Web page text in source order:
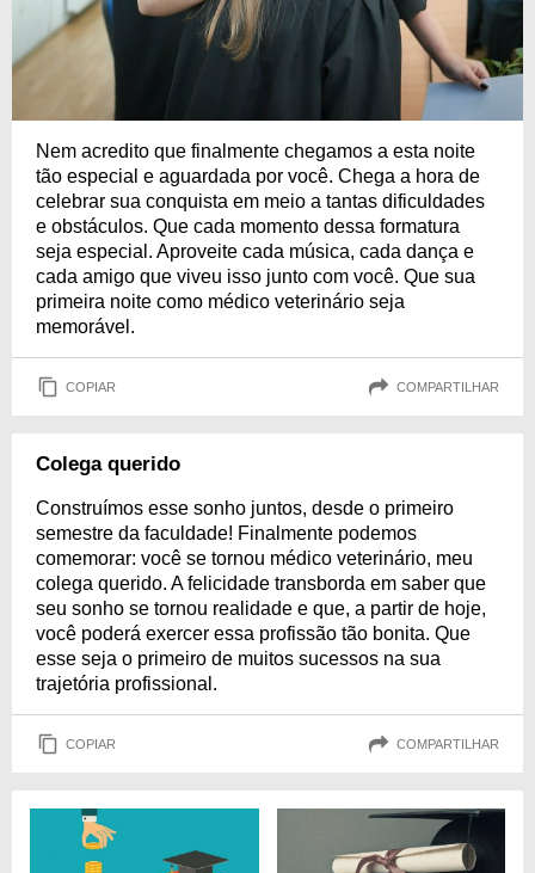
Nem acredito que finalmente chegamos a esta noite
tão especial e aguardada por você. Chega a hora de
celebrar sua conquista em meio a tantas dificuldades
e obstáculos. Que cada momento dessa formatura
seja especial. Aproveite cada música, cada dança e
cada amigo que viveu isso junto com você. Que sua
primeira noite como médico veterinário seja
memorável.
COPIAR COMPARTILHAR
Colega querido
Construímos esse sonho juntos, desde o primeiro
semestre da faculdade! Finalmente podemos
comemorar: você se tornou médico veterinário, meu
colega querido. A felicidade transborda em saber que
seu sonho se tornou realidade e que, a partir de hoje,
você poderá exercer essa profissão tão bonita. Que
esse seja o primeiro de muitos sucessos na sua
trajetória profissional.
COPIAR COMPARTILHAR